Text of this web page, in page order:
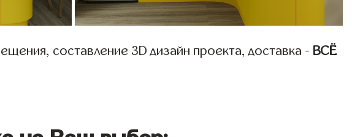
составление 3D дизайн проекта, доставка - ВСЁ